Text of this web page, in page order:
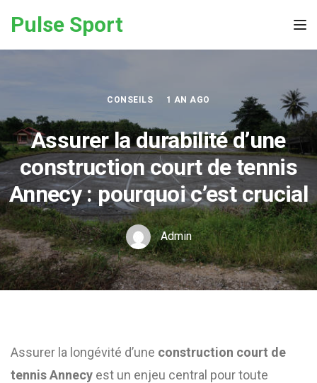
Pulse Sport
CONSEILS 1 AN AGO
Assurer la durabilité d’une
construction court de tennis
Annecy : pourquoi c’est crucial
Admin
Assurer la longévité d’une construction court de
tennis Annecy est un enjeu central pour toute